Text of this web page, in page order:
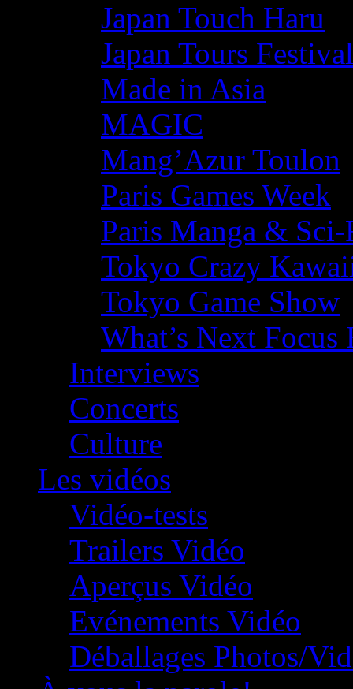
Japan Touch Haru
Japan Tours Festival
Made in Asia
MAGIC
Mang’Azur Toulon
Paris Games Week
Paris Manga &
Tokyo Crazy
Tokyo Game Show
What’s Next
Interviews
Concerts
Culture
Les vidéos
Vidéo-tests
Trailers Vidéo
Aperçus Vidéo
Evénements Vidéo
Déballages Photos/